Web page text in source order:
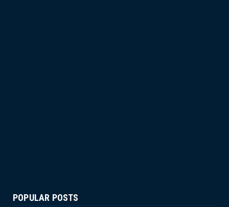
POPULAR POSTS